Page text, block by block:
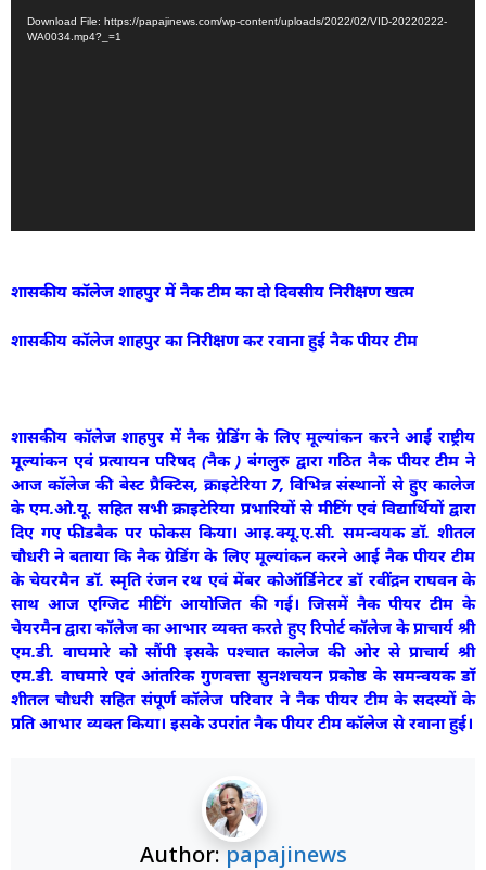
Download File: https://papajinews.com/wp-content/uploads/2022/02/VID-20220222-
WA0034.mp4?_=1
शासकीय कॉलेज शाहपुर में नैक टीम का दो दिवसीय निरीक्षण खत्म
शासकीय कॉलेज शाहपुर का निरीक्षण कर रवाना हुई नैक पीयर टीम
शासकीय कॉलेज शाहपुर में नैक ग्रेडिंग के लिए मूल्यांकन करने आई राष्ट्रीय
मूल्यांकन एवं प्रत्यायन परिषद (नैक ) बंगलुरु द्वारा गठित नैक पीयर टीम ने
आज कॉलेज की बेस्ट प्रैक्टिस, क्राइटेरिया 7, विभिन्न संस्थानों से हुए कालेज
के एम.ओ.यू. सहित सभी क्राइटेरिया प्रभारियों से मीटिंग एवं विद्यार्थियों द्वारा
दिए गए फीडबैक पर फोकस किया। आइ.क्यू.ए.सी. समन्वयक डॉ. शीतल
चौधरी ने बताया कि नैक ग्रेडिंग के लिए मूल्यांकन करने आई नैक पीयर टीम
के चेयरमैन डॉ. स्मृति रंजन रथ एवं मेंबर कोऑर्डिनेटर डॉ रवींद्रन राघवन के
साथ आज एग्जिट मीटिंग आयोजित की गई। जिसमें नैक पीयर टीम के
चेयरमैन द्वारा कॉलेज का आभार व्यक्त करते हुए रिपोर्ट कॉलेज के प्राचार्य श्री
एम.डी. वाघमारे को सौंपी इसके पश्चात कालेज की ओर से प्राचार्य श्री
एम.डी. वाघमारे एवं आंतरिक गुणवत्ता सुनशचयन प्रकोष्ठ के समन्वयक डॉ
शीतल चौधरी सहित संपूर्ण कॉलेज परिवार ने नैक पीयर टीम के सदस्यों के
प्रति आभार व्यक्त किया। इसके उपरांत नैक पीयर टीम कॉलेज से रवाना हुई।
Author:papajinews